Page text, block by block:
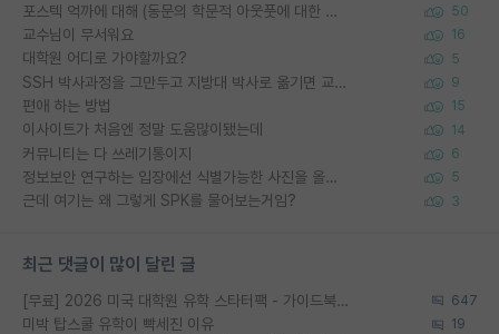
포스텍 억까에 대해 (동문의 학문적 아웃풋에 대한 반박) 50
교수님이 무서워요 16
대학원 어디로 가야할까요? 5
SSH 박사과정을 그만두고 지방대 박사로 옮기면 교수의 꿈은 끝일까요? 9
편애 하는 방법 15
이사이트가 처음엔 정말 도움많이됐는데 14
커뮤니티는 다 쓰레기통이지 6
정보보안 연구하는 입장에선 식별가능한 사진을 올리는건 비추이긴함 5
근데 여기는 왜 그렇게 SPK를 물어보는거임? 3
최근 댓글이 많이 달린 글
[무료] 2026 미국 대학원 유학 스타터팩 - 가이드북 & 합격자 컨택메일 템플릿 647
미박 탑스쿨 유학이 빡세진 이유 19